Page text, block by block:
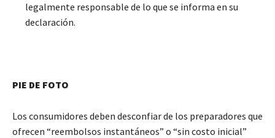
legalmente responsable de lo que se informa en su
declaración.
PIE DE FOTO
Los consumidores deben desconfiar de los preparadores que
ofrecen “reembolsos instantáneos” o “sin costo inicial”